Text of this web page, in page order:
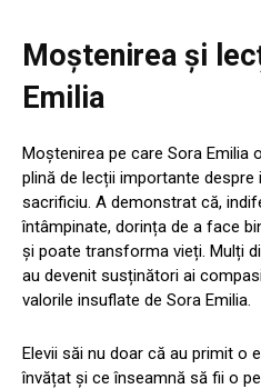
Moștenirea și
Emilia
Moștenirea pe care Sora Emilia
plină de lecții importante despre
sacrificiu. A demonstrat că,
întâmpinate, dorința de a face
și poate transforma vieți. Mulți
au devenit susținători ai
valorile insuflate de Sora Emilia.
Elevii săi nu doar că au primit o
învățat și ce înseamnă să fii o